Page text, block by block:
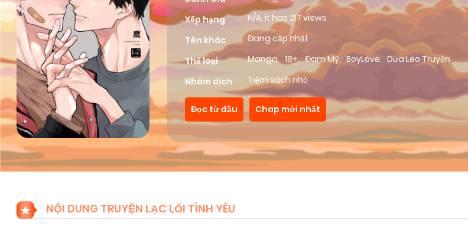
Xếp hạng
N/A, it has 217 views
Tên khác
Đang cập nhật
Thể loại
Manga, 18+, Đam Mỹ, BoyLove, Dưa Leo Truyện
Nhóm dịch
Tiệm sách nhỏ
Đọc từ đầu Chap mới nhất
NỘI DUNG TRUYỆN LẠC LỐI TÌNH YÊU